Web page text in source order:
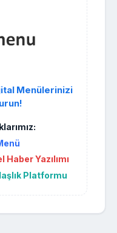
Menülerinizi
Yazılımı
Platformu